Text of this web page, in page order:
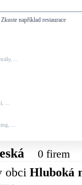
například restaurace
...
...
...
0 firem
obciHluboká